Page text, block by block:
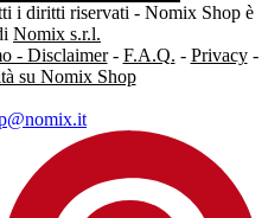
i diritti riservati - Nomix Shop è
Nomix s.r.l.
- Disclaimer- F.A.Q. - Privacy-
su Nomix Shop